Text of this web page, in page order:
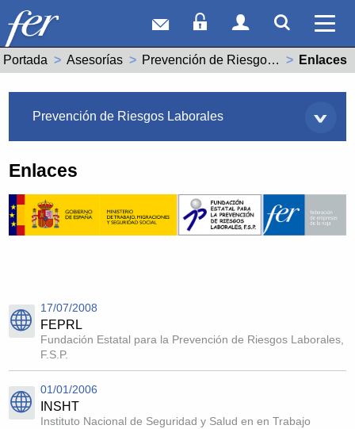
Correo webAcceso Socios
Acceso
Ver
Portada Asesorías Prevención de Riesgos Laborales Actual:
Enlaces
Prevención de Riesgos Laborales
Enlaces
17/07/2008
FEPRL
Fundación Estatal para la Prevención de Riesgos Laborales,
F.S.P.
01/01/2006
INSHT
Instituto Nacional de Seguridad y Salud en en Trabajo